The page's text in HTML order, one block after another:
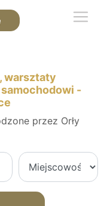
warsztaty
-
przez Orły